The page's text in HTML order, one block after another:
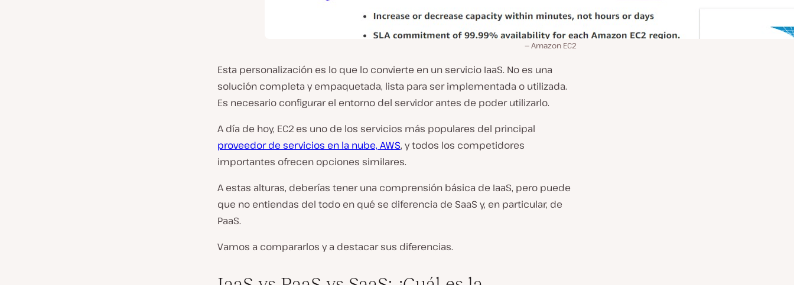
Amazon EC2
Esta personalización es lo que lo convierte en un servicio IaaS. No es una
solución completa y empaquetada, lista para ser implementada o utilizada.
Es necesario configurar el entorno del servidor antes de poder utilizarlo.
A día de hoy, EC2 es uno de los servicios más populares del principal
proveedor de servicios en la nube, AWS, y todos los competidores
importantes ofrecen opciones similares.
A estas alturas, deberías tener una comprensión básica de IaaS, pero puede
que no entiendas del todo en qué se diferencia de SaaS y, en particular, de
PaaS.
Vamos a compararlos y a destacar sus diferencias.